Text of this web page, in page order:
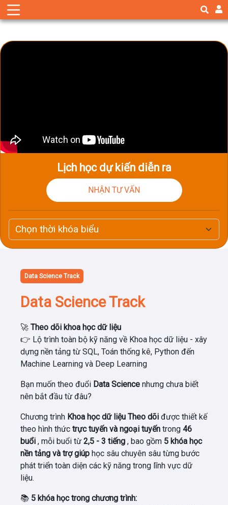
Lịch học dự kiến diễn ra
NHẬN TƯ VẤN
Data Science Track
Data Science Track
🚀 Theo dõi khoa học dữ liệu
👉 Lộ trình toàn bộ kỹ năng về Khoa học dữ liệu - xây
dựng nền tảng từ SQL, Toán thống kê, Python đến
Machine Learning và Deep Learning
Bạn muốn theo đuổi Data Science nhưng chưa biết
nên bắt đầu từ đâu?
Chương trình Khoa học dữ liệu Theo dõi được thiết kế
theo hình thức trực tuyến và ngoại tuyến trong 46
buổi , mỗi buổi từ 2,5 - 3 tiếng , bao gồm 5 khóa học
nền tảng và trợ giúp học sâu chuyên sâu từng bước
phát triển toàn diện các kỹ năng trong lĩnh vực dữ
liệu.
📚 5 khóa học trong chương trình: